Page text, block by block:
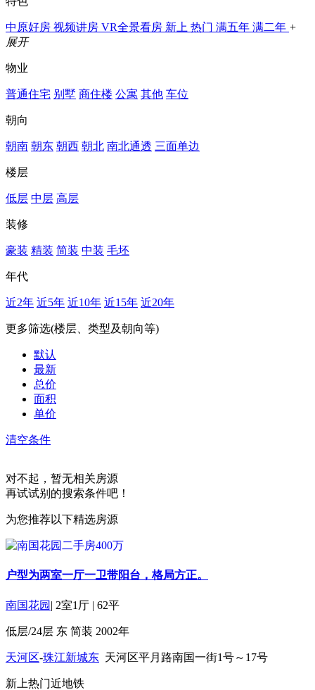
中原好房 视频讲房 VR全景看房 新上 热门 满五年 满二年 +
展开
物业
普通住宅 别墅 商住楼 公寓 其他 车位
朝向
朝南 朝东 朝西 朝北 南北通透 三面单边
楼层
低层 中层 高层
装修
豪装 精装 简装 中装 毛坯
年代
近2年 近5年 近10年 近15年 近20年
更多筛选(楼层、类型及朝向等)
默认
最新
总价
面积
单价
清空条件
对不起，暂无相关房源
再试试别的搜索条件吧！
为您推荐以下精选房源
户型为两室一厅一卫带阳台，格局方正。
南国花园 | 2室1厅 | 62平
低层/24层 东 简装 2002年
天河区-珠江新城东 天河区平月路南国一街1号～17号
新上热门近地铁